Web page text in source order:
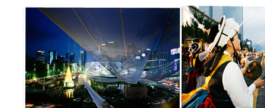
R
L
복
사
유
하
기
크
게
변
경
하
기
작
게
변
경
하
기